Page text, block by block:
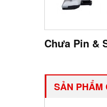
Chưa Pin &
SẢN PHẨM